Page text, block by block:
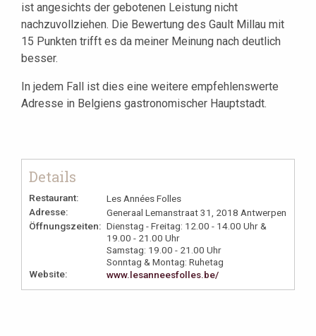
ist angesichts der gebotenen Leistung nicht
nachzuvollziehen. Die Bewertung des Gault Millau mit
15 Punkten trifft es da meiner Meinung nach deutlich
besser.
In jedem Fall ist dies eine weitere empfehlenswerte
Adresse in Belgiens gastronomischer Hauptstadt.
Details
Restaurant:
Les Années Folles
Adresse:
Generaal Lemanstraat 31, 2018 Antwerpen
Öffnungszeiten: Dienstag - Freitag: 12.00 - 14.00 Uhr &
19.00 - 21.00 Uhr
Samstag: 19.00 - 21.00 Uhr
Sonntag & Montag: Ruhetag
Website:
www.lesanneesfolles.be/